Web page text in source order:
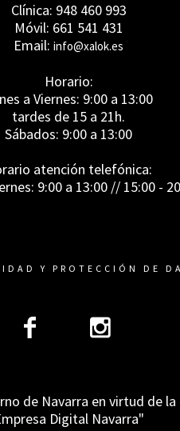
Clínica: 948 460 993
Móvil: 661 541 431
Email: info@xalok.es
Horario:
a Viernes: 9:00 a 13:00
tardes de 15 a 21h.
Sábados: 9:00 a 13:00
atención telefónica:
9:00 a 13:00 // 15:00 -
Y PROTECCIÓN DE
de Navarra en virtud de
Digital Navarra"